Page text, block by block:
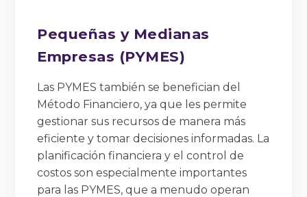
Pequeñas y Medianas
Empresas (PYMES)
Las PYMES también se benefician del
Método Financiero, ya que les permite
gestionar sus recursos de manera más
eficiente y tomar decisiones informadas. La
planificación financiera y el control de
costos son especialmente importantes
para las PYMES, que a menudo operan